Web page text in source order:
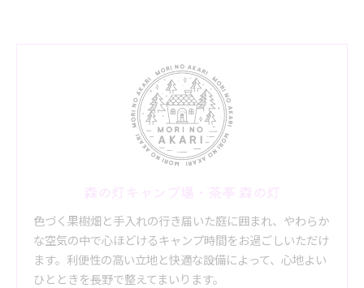
色づく果樹畑と手入れの行き届いた庭に囲まれ、やわらか
な空気の中で心ほどけるキャンプ時間をお過ごしいただけ
ます。利便性の高い立地と快適な設備によって、心地よい
ひとときを長野で整えてまいります。